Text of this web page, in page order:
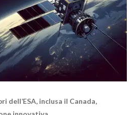
inclusa il Canada,